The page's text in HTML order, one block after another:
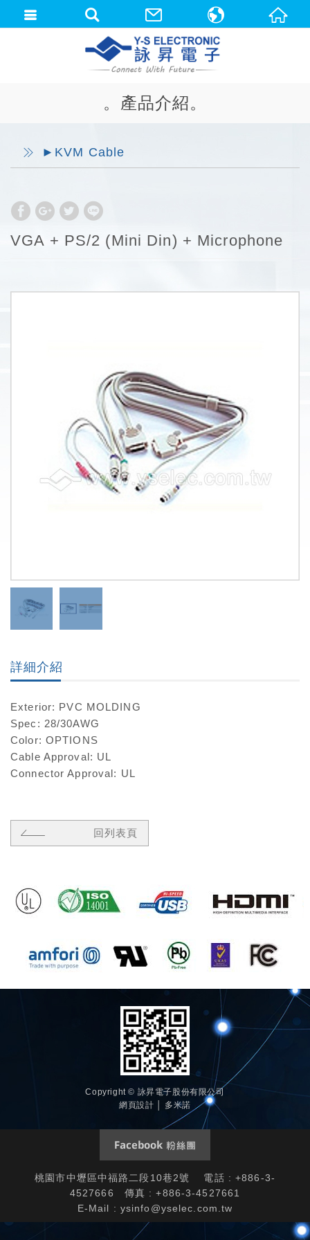
。產品介紹。
►KVM Cable
VGA + PS/2 (Mini Din) + Microphone
詳細介紹
Exterior: PVC MOLDING
Spec: 28/30AWG
Color: OPTIONS
Cable Approval: UL
Connector Approval: UL
回列表頁
Copyright © 詠昇電子股份有限公司
網頁設計 │ 多米諾
桃園市中壢區中福路二段10巷2號 電話 : +886-3-
4527666 傳真 : +886-3-4527661
E-Mail : ysinfo@yselec.com.tw
中文(繁體)
English